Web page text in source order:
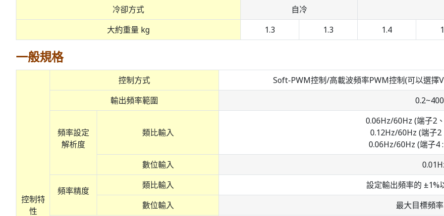
冷卻方式
自冷
大約重量 kg
1.3 1.3 1.4
一般規格
控制特
性
控制方式
Soft-PWM控制/高載波頻率PWM控制(可以選擇
輸出頻率範圍
頻率設定
解析度
類比輸入
0.06Hz/60Hz (端子2
0.12Hz/60Hz (端子
0.06Hz/60Hz (端子
數位輸入
頻率精度
類比輸入
設定輸出頻率的
數位輸入
最大目標頻